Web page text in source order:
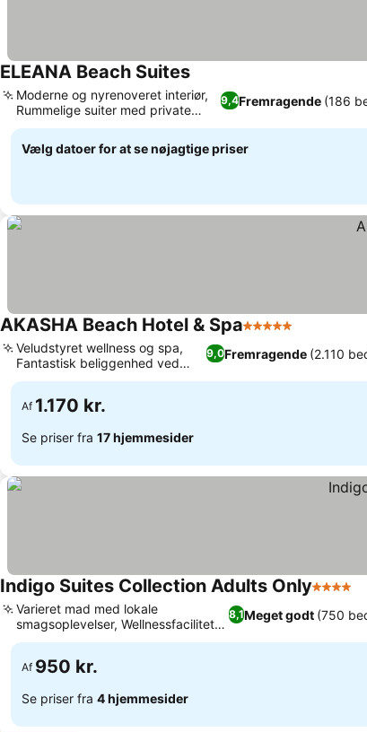
ELEANA Beach Suites
9,4Fremragende (186
Moderne og nyrenoveret interiør,
Rummelige suiter med private
balkoner
Vælg datoer for at se nøjagtige priser
AKASHA Beach Hotel & Spa5 Stjerner
9,0Fremragende (2.110
Veludstyret wellness og spa,
Fantastisk beliggenhed ved
stranden
Af 1.170 kr.
Se priser fra 17 hjemmesider
Indigo Suites Collection Adults Only4
8,1Meget godt (750
Varieret mad med lokale
smagsoplevelser, Wellnessfaciliteter
til afslapning
Af 950 kr.
Se priser fra 4 hjemmesider